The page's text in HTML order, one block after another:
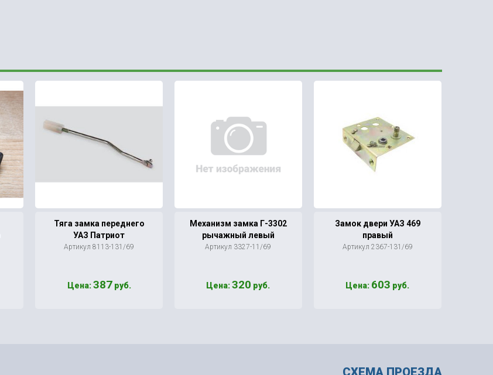
Тяга замка переднего
УАЗ Патриот
Артикул 8113-131/69
Цена:387руб.
Механизм замка Г-3302
рычажный левый
Артикул 3327-11/69
Цена:320 руб.
Замок двери УАЗ 469
правый
Артикул 2367-131/69
Цена: 603 руб.
СХЕМА ПРОЕЗДА